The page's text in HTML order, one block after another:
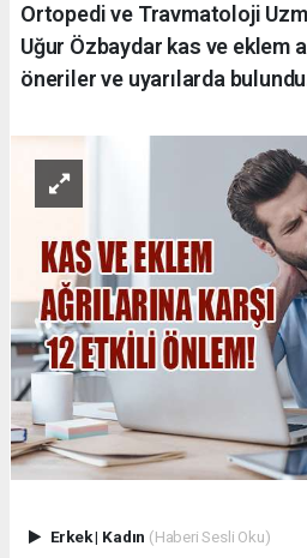
Ortopedi ve Travmatoloji
Uğur Özbaydar kas ve eklem
öneriler ve uyarılarda
Erkek| Kadın (Haberi Sesli Oku)